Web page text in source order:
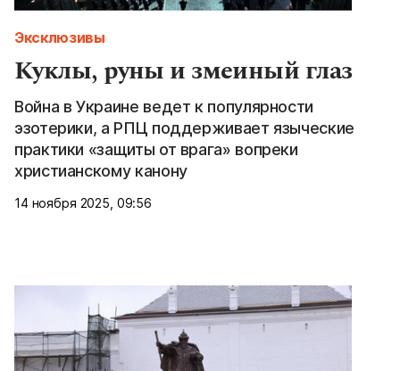
Эксклюзивы
Куклы, руны и змеиный глаз
Война в Украине ведет к популярности
эзотерики, а РПЦ поддерживает языческие
практики «защиты от врага» вопреки
христианскому канону
14 ноября 2025, 09:56